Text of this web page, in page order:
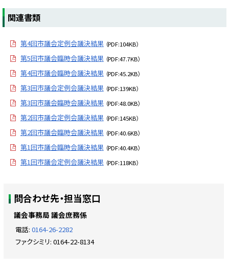
関連書類
第4回市議会定例会議決結果 （PDF:104KB）
第5回市議会臨時会議決結果 （PDF:47.7KB）
第4回市議会臨時会議決結果 （PDF:45.2KB）
第3回市議会定例会議決結果 （PDF:139KB）
第3回市議会臨時会議決結果 （PDF:48.0KB）
第2回市議会定例会議決結果 （PDF:145KB）
第2回市議会臨時会議決結果 （PDF:40.6KB）
第1回市議会臨時会議決結果 （PDF:40.4KB）
第1回市議会定例会議決結果 （PDF:118KB）
ッ
プ
問合わせ先・担当窓口
議会事務局 議会庶務係
電話: 0164-26-2282
ファクシミリ: 0164-22-8134